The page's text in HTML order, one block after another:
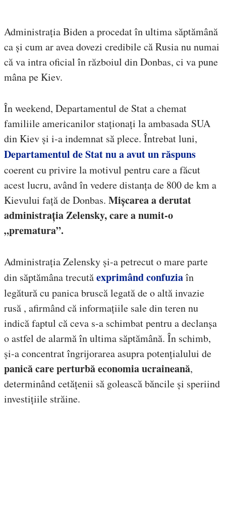
Administrația Biden a procedat în ultima săptămână
ca și cum ar avea dovezi credibile că Rusia nu numai
că va intra oficial în războiul din Donbas, ci va pune
mâna pe Kiev.
În weekend, Departamentul de Stat a chemat
familiile americanilor staționați la ambasada SUA
din Kiev și i-a indemnat să plece. Întrebat luni,
Departamentul de Stat nu a avut un răspuns
coerent cu privire la motivul pentru care a făcut
acest lucru, având în vedere distanța de 800 de km a
Kievului față de Donbas. Mișcarea a derutat
administrația Zelensky, care a numit-o
„prematura”.
Administrația Zelensky și-a petrecut o mare parte
din săptămâna trecutăexprimând confuziaîn
legătură cu panica bruscă legată de o altă invazie
rusă , afirmând că informațiile sale din teren nu
indică faptul că ceva s-a schimbat pentru a declanșa
o astfel de alarmă în ultima săptămână. În schimb,
și-a concentrat îngrijorarea asupra potențialului de
panică care perturbă economia ucraineană,
determinând cetățenii să golească băncile și speriind
investițiile străine.